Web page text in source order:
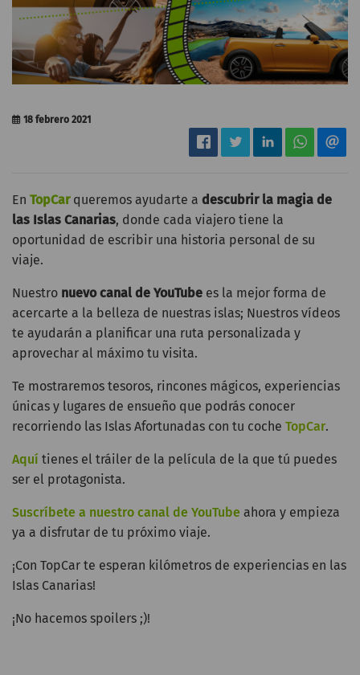
18 febrero 2021
En TopCarqueremos ayudarte a descubrir la magia de
las Islas Canarias, donde cada viajero tiene la
oportunidad de escribir una historia personal de su
viaje.
Nuestro nuevo canal de YouTube es la mejor forma de
acercarte a la belleza de nuestras islas; Nuestros vídeos
te ayudarán a planificar una ruta personalizada y
aprovechar al máximo tu visita.
Te mostraremos tesoros, rincones mágicos, experiencias
únicas y lugares de ensueño que podrás conocer
recorriendo las Islas Afortunadas con tu coche TopCar.
Aquí tienes el tráiler de la película de la que tú puedes
ser el protagonista.
Suscríbete a nuestro canal de YouTube ahora y empieza
ya a disfrutar de tu próximo viaje.
¡Con TopCar te esperan kilómetros de experiencias en las
Islas Canarias!
¡No hacemos spoilers ;)!